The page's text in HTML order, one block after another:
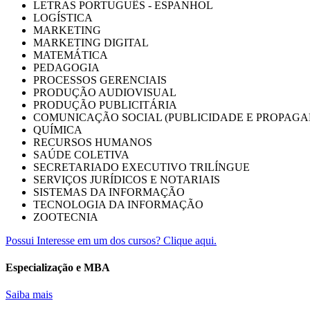
LETRAS PORTUGUÊS - ESPANHOL
LOGÍSTICA
MARKETING
MARKETING DIGITAL
MATEMÁTICA
PEDAGOGIA
PROCESSOS GERENCIAIS
PRODUÇÃO AUDIOVISUAL
PRODUÇÃO PUBLICITÁRIA
COMUNICAÇÃO SOCIAL (PUBLICIDADE E
QUÍMICA
RECURSOS HUMANOS
SAÚDE COLETIVA
SECRETARIADO EXECUTIVO TRILÍNGUE
SERVIÇOS JURÍDICOS E NOTARIAIS
SISTEMAS DA INFORMAÇÃO
TECNOLOGIA DA INFORMAÇÃO
ZOOTECNIA
Possui Interesse em um dos cursos? Clique aqui.
Especialização e MBA
Saiba mais